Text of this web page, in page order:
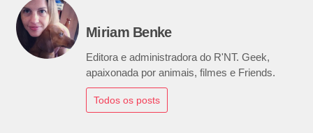
Miriam Benke
Editora e administradora do R'NT. Geek,
apaixonada por animais, filmes e Friends.
Todos os posts